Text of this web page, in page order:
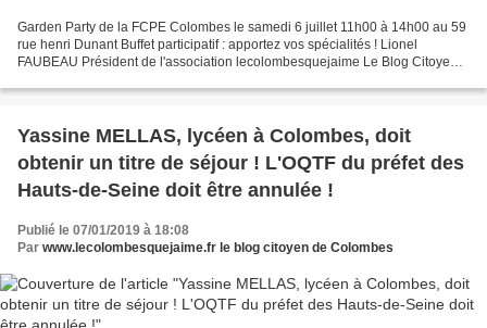
Garden Party de la FCPE Colombes le samedi 6 juillet 11h00 à 14h00 au 59
rue henri Dunant Buffet participatif : apportez vos spécialités ! Lionel
FAUBEAU Président de l'association lecolombesquejaime Le Blog Citoyen
Yassine MELLAS, lycéen à Colombes, doit
obtenir un titre de séjour ! L'OQTF du préfet des
Hauts-de-Seine doit être annulée !
Publié le 07/01/2019 à 18:08
Par www.lecolombesquejaime.fr le blog citoyen de Colombes